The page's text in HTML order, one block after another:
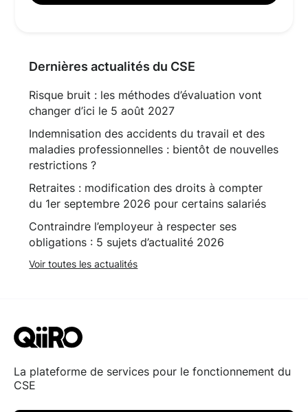
Dernières actualités du CSE
Risque bruit : les méthodes d’évaluation vont
changer d’ici le 5 août 2027
Indemnisation des accidents du travail et des
maladies professionnelles : bientôt de nouvelles
restrictions ?
Retraites : modification des droits à compter
du 1er septembre 2026 pour certains salariés
Contraindre l’employeur à respecter ses
obligations : 5 sujets d’actualité 2026
Voir toutes les actualités
La plateforme de services pour le fonctionnement du
CSE